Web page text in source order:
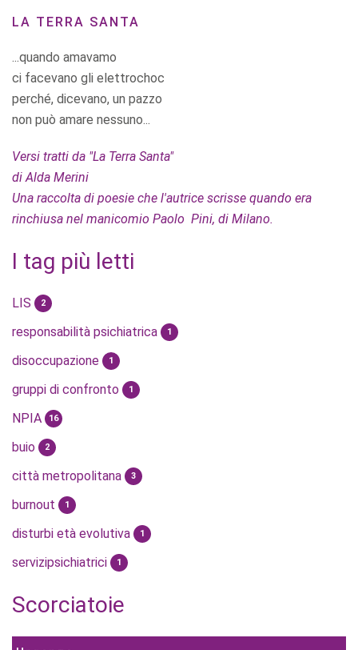
LA TERRA SANTA
...quando amavamo
ci facevano gli elettrochoc
perché, dicevano, un pazzo
non può amare nessuno...
Versi tratti da "La Terra Santa"
di Alda Merini
Una raccolta di poesie che l'autrice scrisse quando era
rinchiusa nel manicomio Paolo Pini, di Milano.
I tag più letti
LIS 2
responsabilità psichiatrica 1
disoccupazione 1
gruppi di confronto 1
NPIA 16
buio 2
città metropolitana 3
burnout 1
disturbi età evolutiva 1
servizipsichiatrici 1
Scorciatoie